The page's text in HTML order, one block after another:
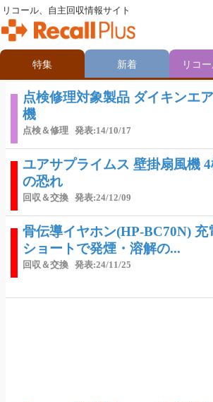
点検修理対象製品 ダイキンエ
機
点検＆修理 発表:14/10/17
ユアサプライムス 壁掛扇風機
の恐れ
回収＆交換 発表:24/12/09
骨伝導イヤホン(HP-BC70N) 充
ショートで発煙・溶解の...
回収＆交換 発表:24/11/25
リコール、自主回収情報サイト
特集 新着 リコ